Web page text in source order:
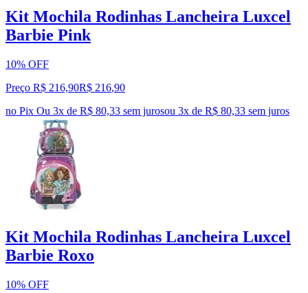
Kit Mochila Rodinhas Lancheira Luxcel
Barbie Pink
10% OFF
Preço R$ 216,90R$ 216,90
no Pix Ou 3x de R$ 80,33 sem jurosou 3x de R$ 80,33 sem juros
Kit Mochila Rodinhas Lancheira Luxcel
Barbie Roxo
10% OFF